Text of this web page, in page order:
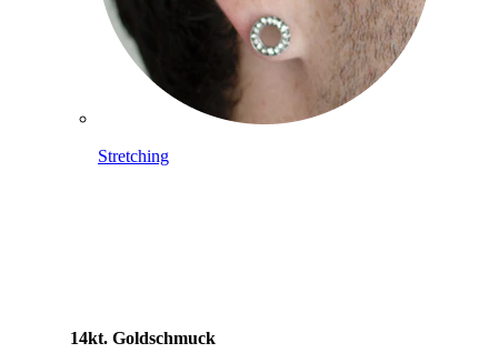
Stretching
14kt. Goldschmuck